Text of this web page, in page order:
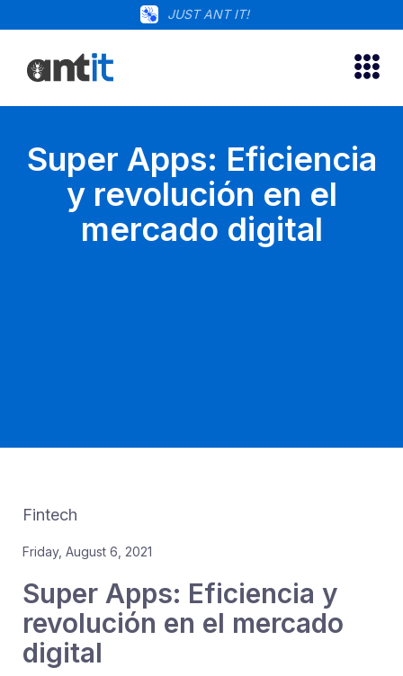
JUST ANT IT!
Super Apps: Eficiencia
y revolución en el
mercado digital
Fintech
Friday, August 6, 2021
Super Apps: Eficiencia y
revolución en el mercado
digital